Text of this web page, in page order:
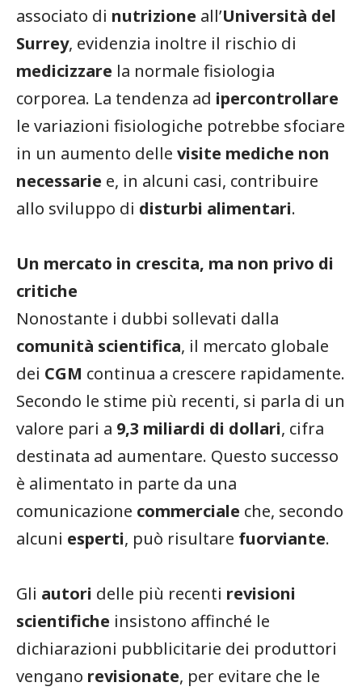
associato di nutrizione all’Università del
Surrey, evidenzia inoltre il rischio di
medicizzare la normale fisiologia
corporea. La tendenza ad ipercontrollare
le variazioni fisiologiche potrebbe sfociare
in un aumento delle visite mediche non
necessarie e, in alcuni casi, contribuire
allo sviluppo di disturbi alimentari.
Un mercato in crescita, ma non privo di
critiche
Nonostante i dubbi sollevati dalla
comunità scientifica, il mercato globale
dei CGM continua a crescere rapidamente.
Secondo le stime più recenti, si parla di un
valore pari a 9,3 miliardi di dollari, cifra
destinata ad aumentare. Questo successo
è alimentato in parte da una
comunicazione commerciale che, secondo
alcuni esperti, può risultare fuorviante.
Gli autori delle più recenti revisioni
scientifiche insistono affinché le
dichiarazioni pubblicitarie dei produttori
vengano revisionate, per evitare che le